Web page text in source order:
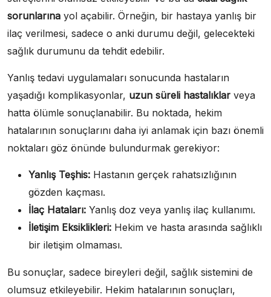
sorunlarına yol açabilir. Örneğin, bir hastaya yanlış bir
ilaç verilmesi, sadece o anki durumu değil, gelecekteki
sağlık durumunu da tehdit edebilir.
Yanlış tedavi uygulamaları sonucunda hastaların
yaşadığı komplikasyonlar, uzun süreli hastalıklar veya
hatta ölümle sonuçlanabilir. Bu noktada, hekim
hatalarının sonuçlarını daha iyi anlamak için bazı önemli
noktaları göz önünde bulundurmak gerekiyor:
Yanlış Teşhis: Hastanın gerçek rahatsızlığının
gözden kaçması.
İlaç Hataları: Yanlış doz veya yanlış ilaç kullanımı.
İletişim Eksiklikleri: Hekim ve hasta arasında sağlıklı
bir iletişim olmaması.
Bu sonuçlar, sadece bireyleri değil, sağlık sistemini de
olumsuz etkileyebilir. Hekim hatalarının sonuçları,